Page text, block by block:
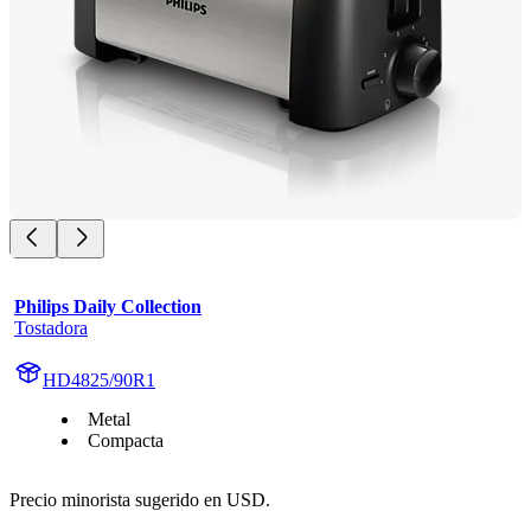
Philips Daily Collection
Tostadora
HD4825/90R1
Metal
Compacta
Precio minorista sugerido en USD.